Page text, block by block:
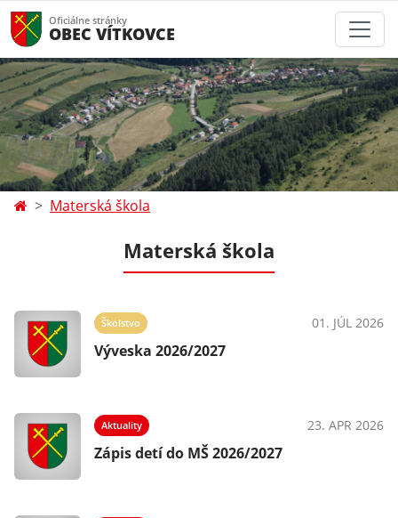
Oficiálne stránky
OBEC VÍTKOVCE
Materská škola
Materská škola
Školstvo 01. JÚL 2026
Výveska 2026/2027
Aktuality 23. APR 2026
Zápis detí do MŠ 2026/2027